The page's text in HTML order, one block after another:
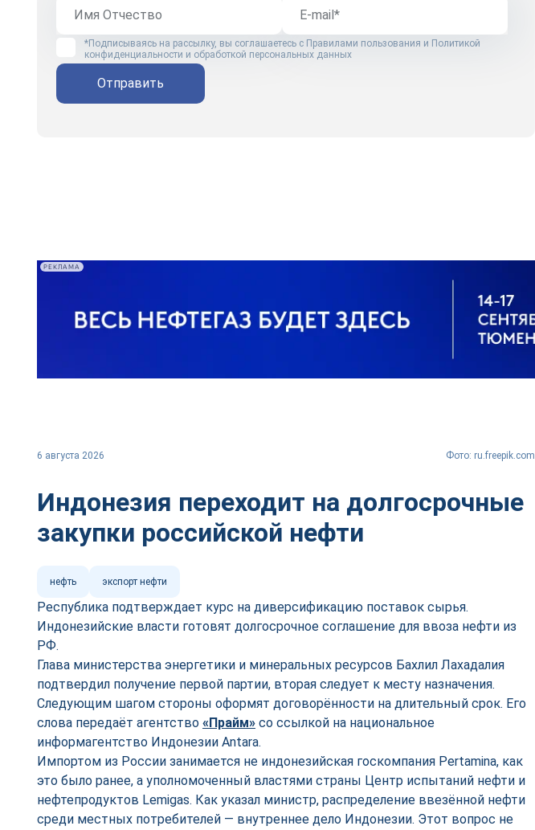
*Подписываясь на рассылку, вы соглашаетесь с Правилами пользования и Политикой
конфиденциальности и обработкой персональных данных
Отправить
РЕКЛАМА
6 августа 2026 Фото: ru.freepik.com
Индонезия переходит на долгосрочные
закупки российской нефти
нефть экспорт нефти
Республика подтверждает курс на диверсификацию поставок сырья.
Индонезийские власти готовят долгосрочное соглашение для ввоза нефти из
РФ.
Глава министерства энергетики и минеральных ресурсов Бахлил Лахадалия
подтвердил получение первой партии, вторая следует к месту назначения.
Следующим шагом стороны оформят договорённости на длительный срок. Его
слова передаёт агентство «Прайм» со ссылкой на национальное
информагентство Индонезии Antara.
Импортом из России занимается не индонезийская госкомпания Pertamina, как
это было ранее, а уполномоченный властями страны Центр испытаний нефти и
нефтепродуктов Lemigas. Как указал министр, распределение ввезённой нефти
среди местных потребителей — внутреннее дело Индонезии. Этот вопрос не